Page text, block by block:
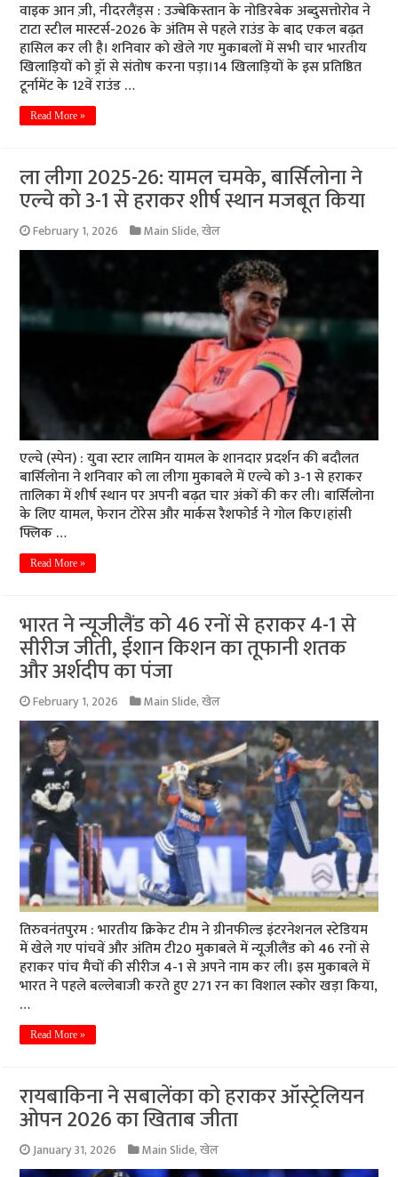
वाइक आन ज़ी, नीदरलैंड्स : उज्बेकिस्तान के नोडिरबेक अब्दुसत्तोरोव ने
टाटा स्टील मास्टर्स-2026 के अंतिम से पहले राउंड के बाद एकल बढ़त
हासिल कर ली है। शनिवार को खेले गए मुकाबलों में सभी चार भारतीय
खिलाड़ियों को ड्रॉ से संतोष करना पड़ा।14 खिलाड़ियों के इस प्रतिष्ठित
टूर्नामेंट के 12वें राउंड …
Read More »
ला लीगा 2025-26: यामल चमके, बार्सिलोना ने
एल्चे को 3-1 से हराकर शीर्ष स्थान मजबूत किया
February 1, 2026 Main Slide,खेल
एल्चे (स्पेन) : युवा स्टार लामिन यामल के शानदार प्रदर्शन की बदौलत
बार्सिलोना ने शनिवार को ला लीगा मुकाबले में एल्चे को 3-1 से हराकर
तालिका में शीर्ष स्थान पर अपनी बढ़त चार अंकों की कर ली। बार्सिलोना
के लिए यामल, फेरान टोरेस और मार्कस रैशफोर्ड ने गोल किए।हांसी
फ्लिक …
Read More »
भारत ने न्यूजीलैंड को 46 रनों से हराकर 4-1 से
सीरीज जीती, ईशान किशन का तूफानी शतक
और अर्शदीप का पंजा
February 1, 2026 Main Slide,खेल
तिरुवनंतपुरम : भारतीय क्रिकेट टीम ने ग्रीनफील्ड इंटरनेशनल स्टेडियम
में खेले गए पांचवें और अंतिम टी20 मुकाबले में न्यूजीलैंड को 46 रनों से
हराकर पांच मैचों की सीरीज 4-1 से अपने नाम कर ली। इस मुकाबले में
भारत ने पहले बल्लेबाजी करते हुए 271 रन का विशाल स्कोर खड़ा किया,
…
Read More »
रायबाकिना ने सबालेंका को हराकर ऑस्ट्रेलियन
ओपन 2026 का खिताब जीता
January 31, 2026 Main Slide,खेल